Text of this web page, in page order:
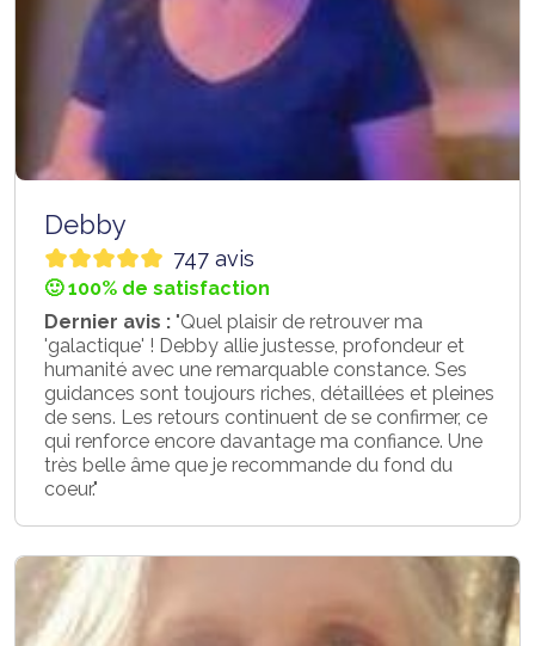
Debby
747 avis
🙂 100% de satisfaction
Dernier avis : "Quel plaisir de retrouver ma
'galactique' ! Debby allie justesse, profondeur et
humanité avec une remarquable constance. Ses
guidances sont toujours riches, détaillées et pleines
de sens. Les retours continuent de se confirmer, ce
qui renforce encore davantage ma confiance. Une
très belle âme que je recommande du fond du
coeur."